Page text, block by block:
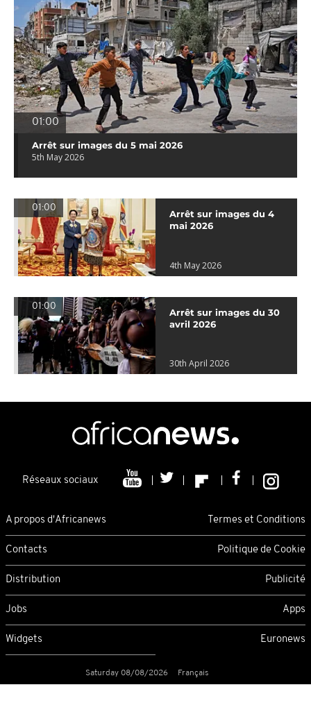
01:00
Arrêt sur images du 5 mai 2026
5th May 2026
01:00
Arrêt sur images du 4
mai 2026
4th May 2026
01:00
Arrêt sur images du 30
avril 2026
30th April 2026
Réseaux sociaux
A propos d'Africanews Termes et Conditions
Contacts Politique de Cookie
Distribution Publicité
Jobs Apps
Widgets Euronews
Saturday 08/08/2026